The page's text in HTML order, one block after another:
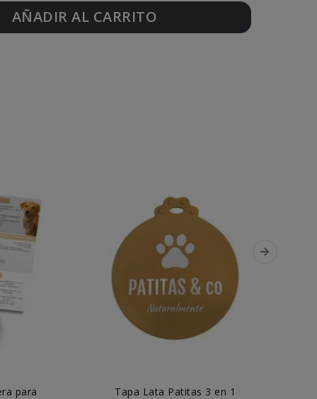
AÑADIR AL CARRITO
para Tapa Lata Patitas 3 en 1